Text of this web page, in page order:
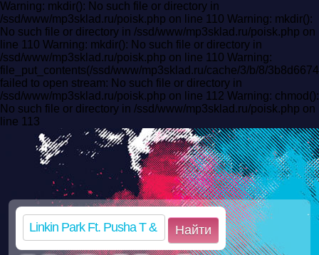
Warning: mkdir(): No such file or directory in
/ssd/www/mp3sklad.ru/poisk.php on line 110 Warning: mkdir():
No such file or directory in /ssd/www/mp3sklad.ru/poisk.php on
line 110 Warning: mkdir(): No such file or directory in
/ssd/www/mp3sklad.ru/poisk.php on line 110 Warning:
file_put_contents(/ssd/www/mp3sklad.ru/cache/3/b/8/
failed to open stream: No such file or directory in
/ssd/www/mp3sklad.ru/poisk.php on line 112 Warning: chmod():
No such file or directory in /ssd/www/mp3sklad.ru/poisk.php on
line 113
Найти